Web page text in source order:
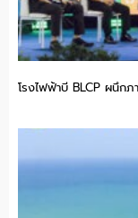
โรงไฟฟ้าบี BLCP ผนึก